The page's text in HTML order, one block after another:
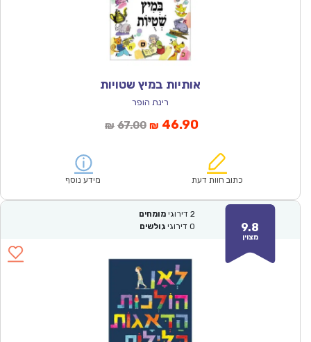
אותיות במיץ שטויות
רינת הופר
₪ 67.00המחיר
₪67.00.
₪ 46.90המחיר
הוא:
כתוב חוות דעת מידע נוסף
9.8
מצוין
2 דירוגי מומחים
0 דירוגי גולשים